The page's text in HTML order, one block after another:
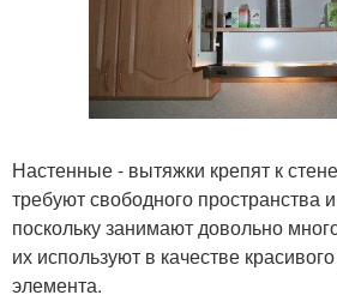
Настенные - вытяжки крепят к
требуют свободного пространства
поскольку занимают довольно
их используют в качестве
элемента.